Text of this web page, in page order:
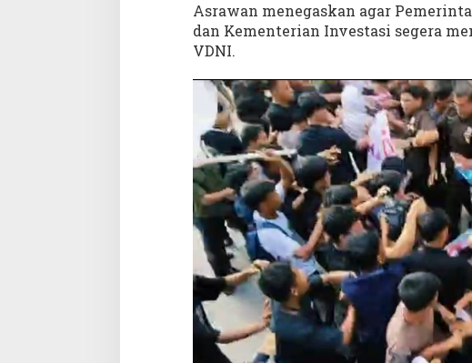
Asrawan menegaskan agar
dan Kementerian Investasi segera
VDNI.